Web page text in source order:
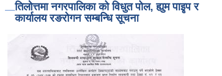
तिलाेत्तमा नगरपालिका काे विधुत पाेल, ह्युम पाइृप र
कार्यालय रङरोगन सम्बन्धि सूचना